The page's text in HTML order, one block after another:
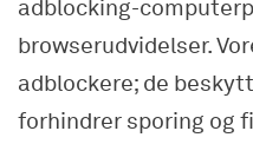
adblocking-
browserudvidelser.
adblockere; de
forhindrer sporing og